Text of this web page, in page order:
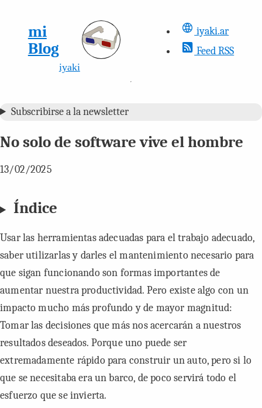
mi
Blog
iyaki
iyaki.ar
Feed RSS
Subscribirse a la newsletter
No solo de software vive el hombre
13/02/2025
Índice
Usar las herramientas adecuadas para el trabajo adecuado,
saber utilizarlas y darles el mantenimiento necesario para
que sigan funcionando son formas importantes de
aumentar nuestra productividad. Pero existe algo con un
impacto mucho más profundo y de mayor magnitud:
Tomar las decisiones que más nos acercarán a nuestros
resultados deseados. Porque uno puede ser
extremadamente rápido para construir un auto, pero si lo
que se necesitaba era un barco, de poco servirá todo el
esfuerzo que se invierta.